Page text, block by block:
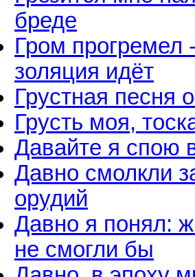
бреде
Гром прогремел
золяция идёт
Грустная песня
Грусть моя,
Давайте я спою
Давно смолкли
орудий
Давно я понял:
не смогли бы